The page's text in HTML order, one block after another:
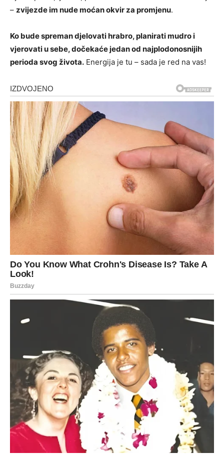
– zvijezde im nude moćan okvir za promjenu.
Ko bude spreman djelovati hrabro, planirati mudro i
vjerovati u sebe, dočekaće jedan od najplodonosnijih
perioda svog života. Energija je tu – sada je red na vas!